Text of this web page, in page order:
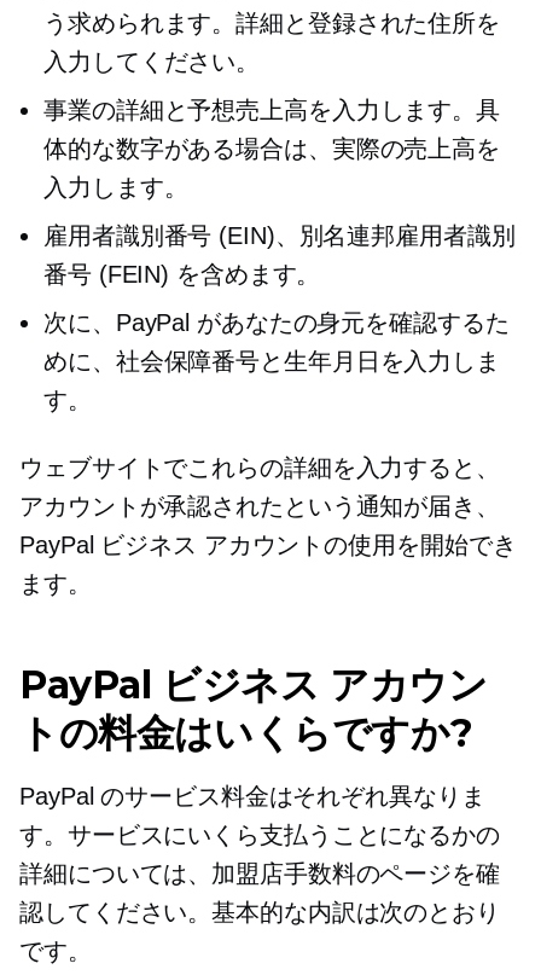
う求められます。詳細と登録された住所を
入力してください。
事業の詳細と予想売上高を入力します。具
体的な数字がある場合は、実際の売上高を
入力します。
雇用者識別番号 (EIN)、別名連邦雇用者識別
番号 (FEIN) を含めます。
次に、PayPal があなたの身元を確認するた
めに、社会保障番号と生年月日を入力しま
す。
ウェブサイトでこれらの詳細を入力すると、
アカウントが承認されたという通知が届き、
PayPal ビジネス アカウントの使用を開始でき
ます。
PayPal ビジネス アカウン
トの料金はいくらですか?
PayPal のサービス料金はそれぞれ異なりま
す。サービスにいくら支払うことになるかの
詳細については、加盟店手数料のページを確
認してください。基本的な内訳は次のとおり
です。